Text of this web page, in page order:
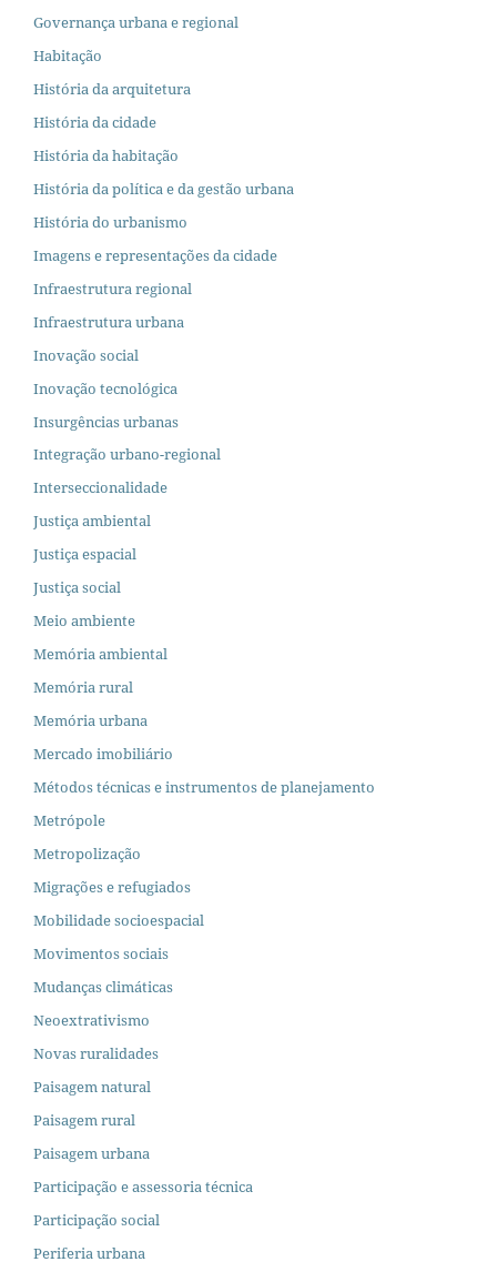
Governança urbana e regional
Habitação
História da arquitetura
História da cidade
História da habitação
História da política e da gestão urbana
História do urbanismo
Imagens e representações da cidade
Infraestrutura regional
Infraestrutura urbana
Inovação social
Inovação tecnológica
Insurgências urbanas
Integração urbano-regional
Interseccionalidade
Justiça ambiental
Justiça espacial
Justiça social
Meio ambiente
Memória ambiental
Memória rural
Memória urbana
Mercado imobiliário
Métodos técnicas e instrumentos de planejamento
Metrópole
Metropolização
Migrações e refugiados
Mobilidade socioespacial
Movimentos sociais
Mudanças climáticas
Neoextrativismo
Novas ruralidades
Paisagem natural
Paisagem rural
Paisagem urbana
Participação e assessoria técnica
Participação social
Periferia urbana